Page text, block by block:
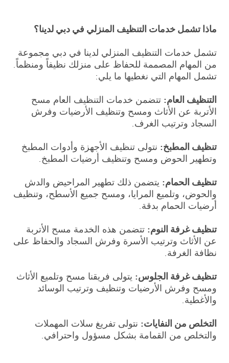
ماذا تشمل خدمات التنظيف المنزلي في دبي لدينا؟
تشمل خدمات التنظيف المنزلي لدينا في دبي مجموعة
من المهام المصممة للحفاظ على منزلك نظيفاً ومنظماً.
تشمل المهام التي نغطيها ما يلي:
التنظيف العام: تتضمن خدمات التنظيف العام مسح
الأتربة عن الأثاث ومسح وتنظيف الأرضيات وفرش
السجاد وترتيب الغرف.
تنظيف المطبخ: نتولى تنظيف الأجهزة وأدوات المطبخ
وتطهير الحوض ومسح وتنظيف أرضيات المطبخ.
تنظيف الحمام: يتضمن ذلك تطهير المراحيض والدش
والحوض، وتلميع المرايا، ومسح جميع الأسطح، وتنظيف
أرضيات الحمام بدقة.
تنظيف غرفة النوم: تتضمن هذه الخدمة مسح الأتربة
عن الأثاث وترتيب الأسرة وفرش السجاد والحفاظ على
نظافة الغرفة.
تنظيف غرفة الجلوس: يتولى فريقنا مسح وتلميع الأثاث
ومسح وفرش الأرضيات وتنظيف وترتيب الوسائد
والأغطية.
التخلص من النفايات: نتولى تفريغ سلات المهملات
والتخلص من القمامة بشكل مسؤول واحترافي.